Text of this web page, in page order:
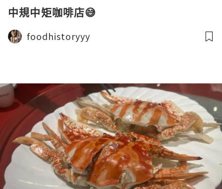
中規中矩咖啡店😅
foodhistoryyy